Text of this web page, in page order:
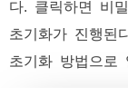
다. 클릭하면 비
초기화가 진행된
초기화 방법으로